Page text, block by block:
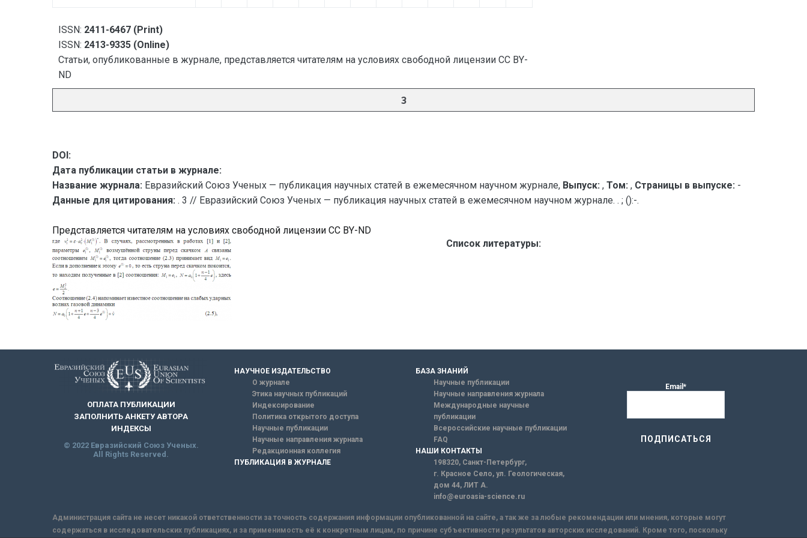
ISSN: 2411-6467 (Print)
ISSN: 2413-9335 (Online)
Статьи, опубликованные в журнале, представляется читателям на условиях свободной лицензии CC BY-
ND
3
DOI:
Дата публикации статьи в журнале:
Название журнала: Евразийский Союз Ученых — публикация научных статей в ежемесячном научном журнале, Выпуск: , Том: , Страницы в выпуске: -
Данные для цитирования: . 3 // Евразийский Союз Ученых — публикация научных статей в ежемесячном научном журнале. . ; ():-.
Представляется читателям на условиях свободной лицензии CC BY-ND
Список литературы:
ОПЛАТА ПУБЛИКАЦИИ
ЗАПОЛНИТЬ АНКЕТУ АВТОРА
ИНДЕКСЫ
© 2022 Евразийский Союз Ученых.
All Rights Reserved.
НАУЧНОЕ ИЗДАТЕЛЬСТВО
О журнале
Этика научных публикаций
Индексирование
Политика открытого доступа
Научные публикации
Научные направления журнала
Редакционная коллегия
ПУБЛИКАЦИЯ В ЖУРНАЛЕ
БАЗА ЗНАНИЙ
Научные публикации
Научные направления журнала
Международные научные
публикации
Всероссийские научные публикации
FAQ
НАШИ КОНТАКТЫ
198320, Санкт-Петербург,
г. Красное Село, ул. Геологическая,
дом 44, ЛИТ А.
info@euroasia-science.ru
Email*
Администрация сайта не несет никакой ответственности за точность содержания информации опубликованной на сайте, а так же за любые рекомендации или мнения, которые могут
содержаться в исследовательских публикациях, и за применимость её к конкретным лицам, по причине субъективности результатов авторских исследований. Кроме того, поскольку